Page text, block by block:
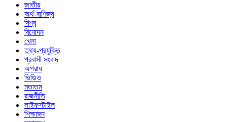
জাতীয়
অর্থ-বাণিজ্য
বিশ্ব
বিনোদন
খেলা
তথ্য-প্রযুক্তি
প্রবাসী সংবাদ
অপরাধ
ভিডিও
মতাতম
রাজনীতি
লাইফস্টাইল
শিক্ষাঙ্গন